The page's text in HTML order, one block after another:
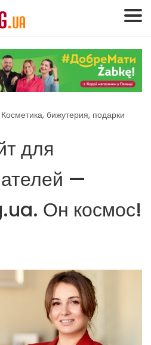
Косметика, бижутерия, подарки
для
—
Он космос!